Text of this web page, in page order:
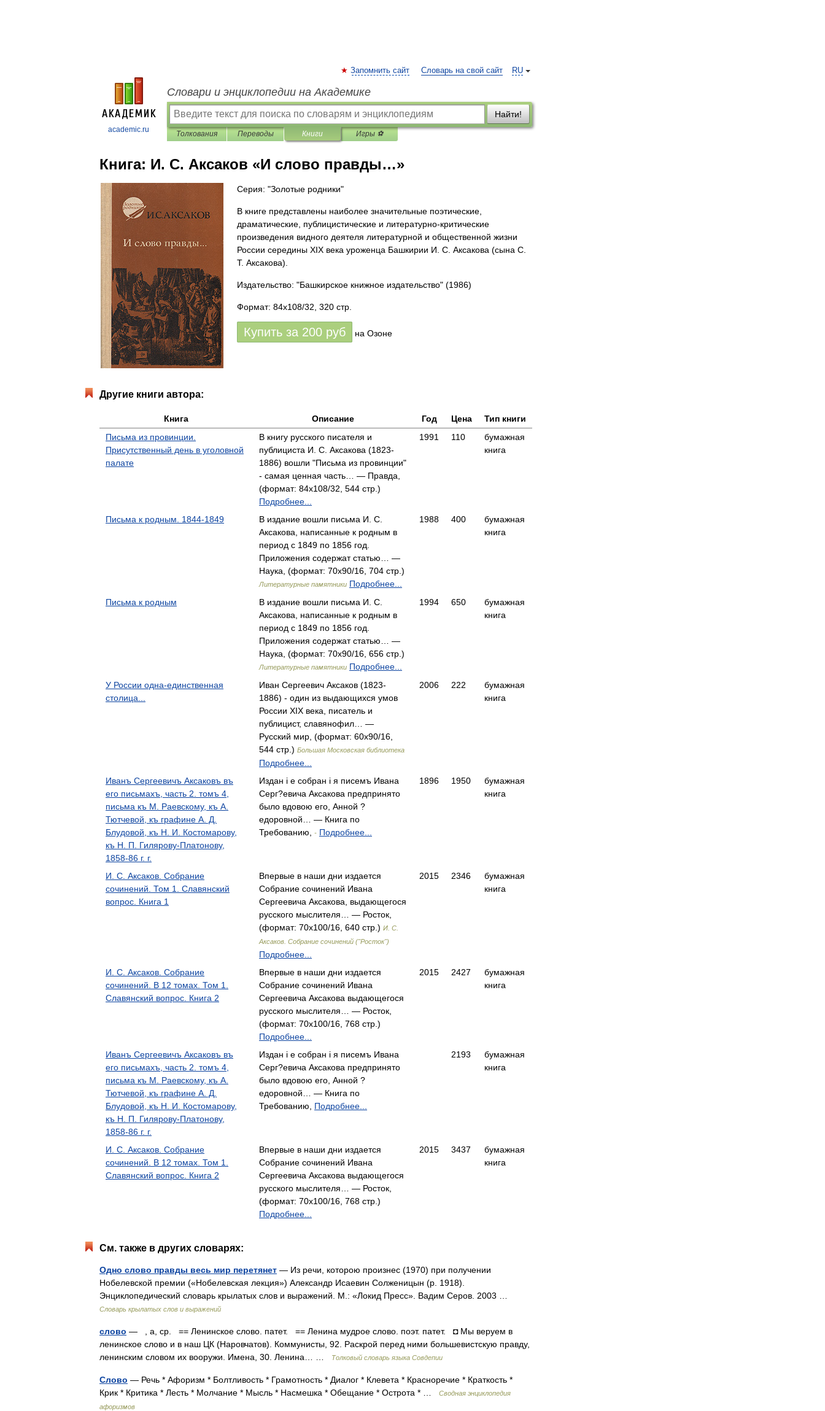
academic.ru
RU
Запомнить сайт Словарь на свой сайт
Словари и энциклопедии на Академике
Найти!
Толкования Переводы Книги Игры ⚽
Книга: И. С. Аксаков «И слово правды…»
Серия: "Золотые родники"
В книге представлены наиболее значительные поэтические,
драматические, публицистические и литературно-критические
произведения видного деятеля литературной и общественной жизни
России середины XIX века уроженца Башкирии И. С. Аксакова (сына С.
Т. Аксакова).
Издательство: "Башкирское книжное издательство" (1986)
Формат: 84x108/32, 320 стр.
Купить за 200 руб на Озоне
Другие книги автора:
Книга Описание Год Цена
Тип книги
Письма из провинции.
Присутственный день в уголовной
палате
B книгу русского писателя и
публициста И. С. Аксакова (1823-
1886) вошли "Письма из провинции"
- самая ценная часть… — Правда,
(формат: 84x108/32, 544 стр.)
Подробнее...
1991 110
бумажная
книга
Письма к родным. 1844-1849
В издание вошли письма И. С.
Аксакова, написанные к родным в
период с 1849 по 1856 год.
Приложения содержат статью… —
Наука, (формат: 70x90/16, 704 стр.)
Литературные памятники Подробнее...
1988 400
бумажная
книга
Письма к родным
В издание вошли письма И. С.
Аксакова, написанные к родным в
период с 1849 по 1856 год.
Приложения содержат статью… —
Наука, (формат: 70x90/16, 656 стр.)
Литературные памятники Подробнее...
1994 650
бумажная
книга
У России одна-единственная
столица...
Иван Сергеевич Аксаков (1823-
1886) - один из выдающихся умов
России XIX века, писатель и
публицист, славянофил… —
Русский мир, (формат: 60x90/16,
544 стр.) Большая Московская библиотека
Подробнее...
2006 222
бумажная
книга
Иванъ Сергеевичъ Аксаковъ въ
его письмахъ, часть 2. томъ 4,
письма къ М. Раевскому, къ А.
Тютчевой, къ графине А. Д.
Блудовой, къ Н. И. Костомарову,
къ Н. П. Гилярову-Платонову,
1858-86 г. г.
Издан i е собран i я писемъ Ивана
Серг?евича Аксакова предпринято
было вдовою его, Анной ?
едоровной… — Книга по
Требованию,
- Подробнее...
1896 1950
бумажная
книга
И. С. Аксаков. Собрание
сочинений. Том 1. Славянский
вопрос. Книга 1
Впервые в наши дни издается
Собрание сочинений Ивана
Сергеевича Аксакова, выдающегося
русского мыслителя… — Росток,
(формат: 70x100/16, 640 стр.) И. С.
Аксаков. Собрание сочинений ("Росток")
Подробнее...
2015 2346
бумажная
книга
И. С. Аксаков. Собрание
сочинений. В 12 томах. Том 1.
Славянский вопрос. Книга 2
Впервые в наши дни издается
Собрание сочинений Ивана
Сергеевича Аксакова выдающегося
русского мыслителя… — Росток,
(формат: 70x100/16, 768 стр.)
Подробнее...
2015 2427
бумажная
книга
Иванъ Сергеевичъ Аксаковъ въ
его письмахъ, часть 2. томъ 4,
письма къ М. Раевскому, къ А.
Тютчевой, къ графине А. Д.
Блудовой, къ Н. И. Костомарову,
къ Н. П. Гилярову-Платонову,
1858-86 г. г.
Издан i е собран i я писемъ Ивана
Серг?евича Аксакова предпринято
было вдовою его, Анной ?
едоровной… — Книга по
Требованию, Подробнее...
2193
бумажная
книга
И. С. Аксаков. Собрание
сочинений. В 12 томах. Том 1.
Славянский вопрос. Книга 2
Впервые в наши дни издается
Собрание сочинений Ивана
Сергеевича Аксакова выдающегося
русского мыслителя… — Росток,
(формат: 70x100/16, 768 стр.)
Подробнее...
2015 3437
бумажная
книга
См. также в других словарях:
Одно слово правды весь мир перетянет — Из речи, которою произнес (1970) при получении
Нобелевской премии («Нобелевская лекция») Александр Исаевин Солженицын (р. 1918).
Энциклопедический словарь крылатых слов и выражений. М.: «Локид Пресс». Вадим Серов. 2003 …
Словарь крылатых слов и выражений
слово — , а, ср. == Ленинское слово. патет. == Ленина мудрое слово. поэт. патет. ◘ Мы веруем в
ленинское слово и в наш ЦК (Наровчатов). Коммунисты, 92. Раскрой перед ними большевистскую правду,
ленинским словом их вооружи. Имена, 30. Ленина… …
Толковый словарь языка Совдепии
Слово — Речь * Афоризм * Болтливость * Грамотность * Диалог * Клевета * Красноречие * Краткость *
Крик * Критика * Лесть * Молчание * Мысль * Насмешка * Обещание * Острота * …
Сводная энциклопедия
афоризмов